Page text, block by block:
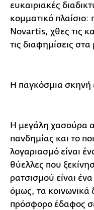
ευκαιριακές
κομματικό
Novartis, χθες τις
τις διαφημίσεις στα
Η παγκόσμια σκηνή
Η μεγάλη χασούρα
πανδημίας και το
λογαριασμό είναι
θύελλες που
ρατσισμού είναι
όμως, τα κοινωνικά
πρόσφορο έδαφος